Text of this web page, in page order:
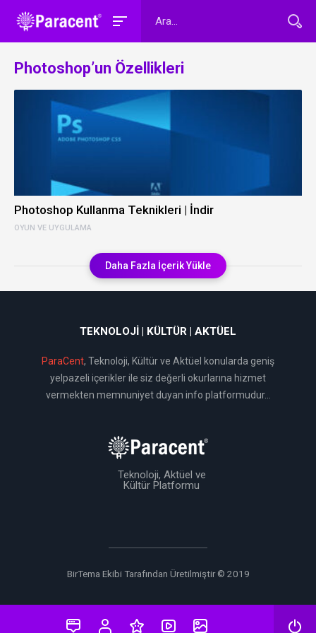
Photoshop’un Özellikleri
OYUN VE UYGULAMA
Photoshop Kullanma Teknikleri | İndir
Daha Fazla İçerik Yükle
TEKNOLOJI | KÜLTÜR | AKTÜEL
ParaCent, Teknoloji, Kültür ve Aktüel konularda geniş
yelpazeli içerikler ile siz değerli okurlarına hizmet
vermekten memnuniyet duyan info platformudur...
Teknoloji, Aktüel ve
Kültür Platformu
BirTema Ekibi Tarafından Üretilmiştir © 2019